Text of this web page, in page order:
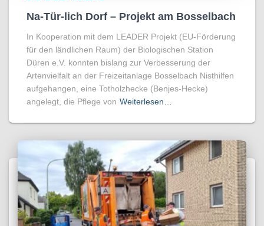
Na-Tür-lich Dorf – Projekt am Bosselbach
In Kooperation mit dem LEADER Projekt (EU-Förderung
für den ländlichen Raum) der Biologischen Station
Düren e.V. konnten bislang zur Verbesserung der
Artenvielfalt an der Freizeitanlage Bosselbach Nisthilfen
aufgehangen, eine Totholzhecke (Benjes-Hecke)
angelegt, die Pflege von Weiterlesen…